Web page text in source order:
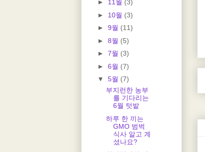
► 11월 (3)
► 10월 (3)
► 9월 (11)
► 8월 (5)
► 7월 (3)
► 6월 (7)
▼ 5월 (7)
부지런한 농부
를 기다리는
6월 텃밭
하루 한 끼는
GMO 범벅
식사 알고 계
셨나요?